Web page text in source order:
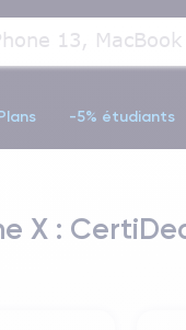
-5% étudiants
X :